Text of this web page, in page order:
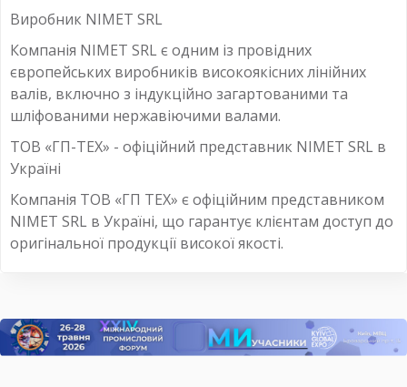
Виробник NIMET SRL
Компанія NIMET SRL є одним із провідних
європейських виробників високоякісних лінійних
валів, включно з індукційно загартованими та
шліфованими нержавіючими валами.
ТОВ «ГП-ТЕХ» - офіційний представник NIMET SRL в
Україні
Компанія ТОВ «ГП ТЕХ» є офіційним представником
NIMET SRL в Україні, що гарантує клієнтам доступ до
оригінальної продукції високої якості.